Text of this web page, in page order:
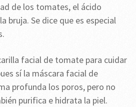
de los tomates, el ácido
bruja. Se dice que es especial
facial de tomate para cuidar
sí la máscara facial de
profunda los poros, pero no
purifica e hidrata la piel.